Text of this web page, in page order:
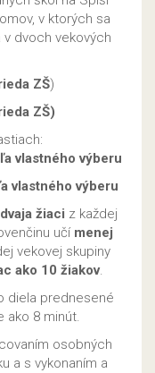
v ktorých sa
v dvoch vekových
ZŠ)
ZŠ)
vlastného výberu
vlastného výberu
žiaci z každej
učí menej
vekovej skupiny
ako 10 žiakov.
diela prednesené
ako 8 minút.
osobných
a s vykonaním a